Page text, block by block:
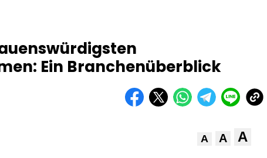
Ein Branchenüberblick
A A A